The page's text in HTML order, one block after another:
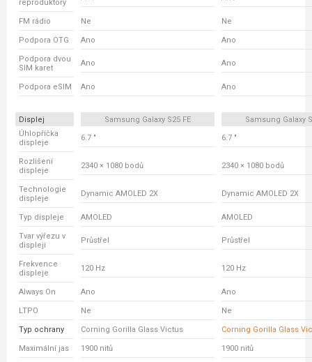
reproduktory
FM rádio Ne Ne
Podpora OTG Ano Ano
Podpora dvou
SIM karet
Ano Ano
Podpora eSIM Ano Ano
Displej Samsung Galaxy S25 FE
Samsung Galaxy
Úhlopříčka
displeje
6.7 " 6.7 "
Rozlišení
displeje
2340 × 1080 bodů 2340 × 1080 bodů
Technologie
displeje
Dynamic AMOLED 2X Dynamic AMOLED 2X
Typ displeje AMOLED AMOLED
Tvar výřezu v
displeji
Průstřel Průstřel
Frekvence
displeje
120 Hz 120 Hz
Always On Ano Ano
LTPO Ne Ne
Typ ochrany Corning Gorilla Glass Victus Corning Gorilla Glass
Maximální jas 1900 nitů 1900 nitů